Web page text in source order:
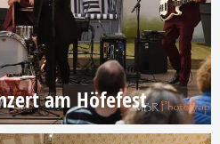
am Höfefest